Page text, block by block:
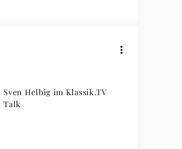
Sven Helbig im Klassik.TV
Talk